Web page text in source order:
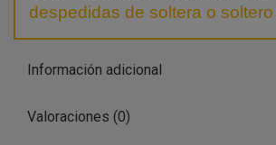
despedidas de soltera o
Información adicional
Valoraciones (0)